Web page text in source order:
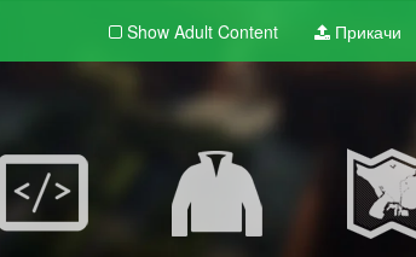
Show Adult Content Прикачи